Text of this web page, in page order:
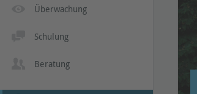
Überwachung
Schulung
Beratung